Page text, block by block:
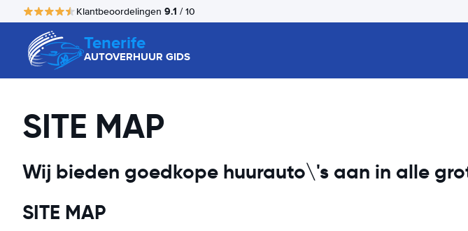
Klantbeoordelingen 9.1 / 10
Tenerife
AUTOVERHUUR GIDS
SITE MAP
Wij bieden goedkope huurauto\'s aan in alle
SITE MAP